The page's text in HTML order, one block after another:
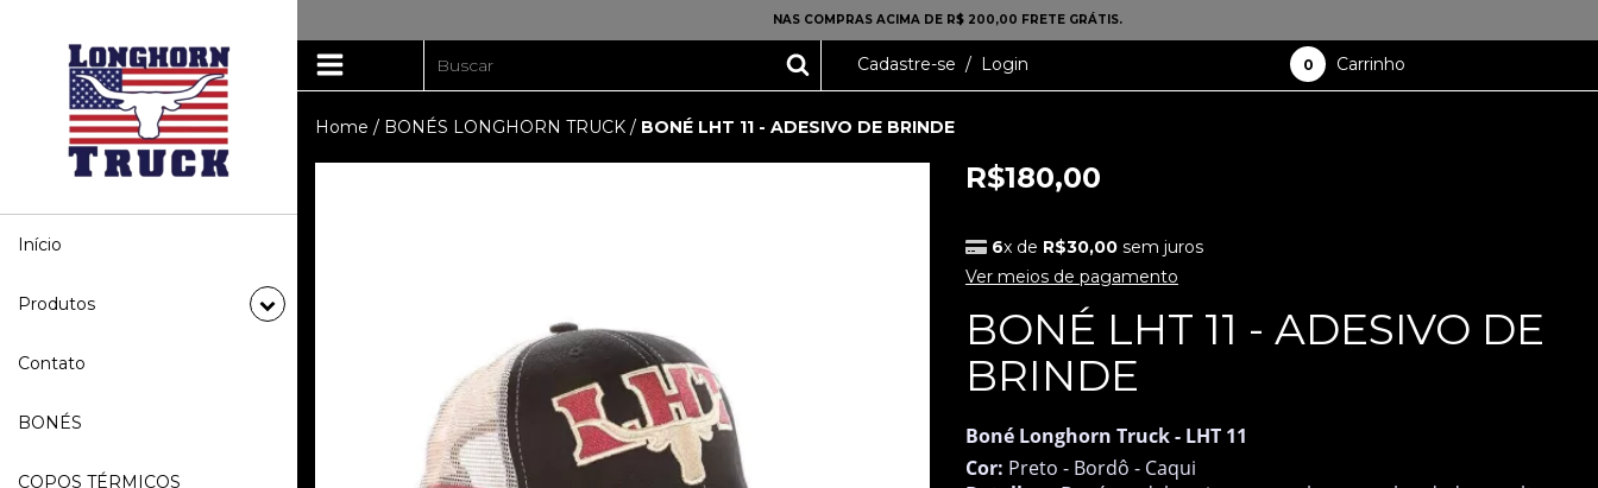
Início
Produtos
Contato
BONÉS
COPOS TÉRMICOS
NAS COMPRAS ACIMA DE R$ 200,00 FRETE GRÁTIS.
Cadastre-se / Login 0 Carrinho
Home / BONÉS LONGHORN TRUCK / BONÉ LHT 11 - ADESIVO DE BRINDE
R$180,00
6x de R$30,00 sem juros
Ver meios de pagamento
BONÉ LHT 11 - ADESIVO DE
BRINDE
Boné Longhorn Truck - LHT 11
Cor: Preto - Bordô - Caqui